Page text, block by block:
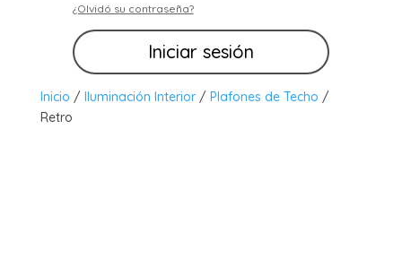
¿Olvidó su contraseña?
Iniciar sesión
Inicio / Iluminación Interior/ Plafones de Techo /
Retro